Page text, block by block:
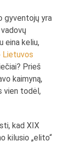
gyventojų yra
eina keliu,
Lietuvos
Prieš
kaimyną,
vien todėl,
kad XIX
kilusio „elito“